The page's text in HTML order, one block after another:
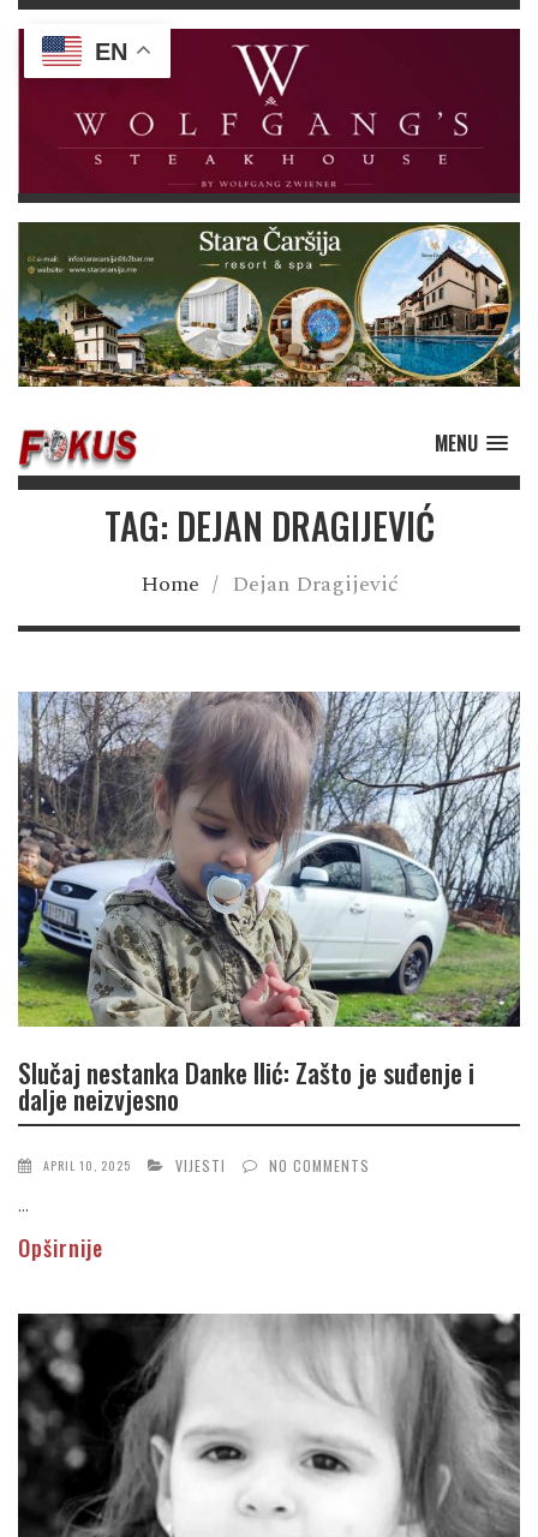
MENU
TAG: DEJAN DRAGIJEVIĆ
Home / Dejan Dragijević
Slučaj nestanka Danke Ilić: Zašto je suđenje i
dalje neizvjesno
APRIL 10, 2025 VIJESTI NO COMMENTS
...
Opširnije
EN